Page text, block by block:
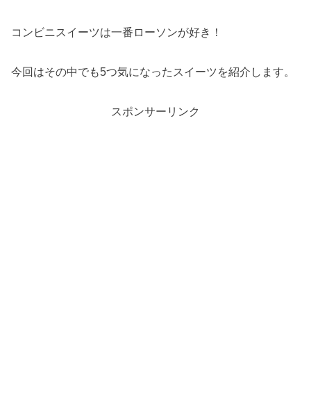
コンビニスイーツは一番ローソンが好き！
今回はその中でも5つ気になったスイーツを紹介します。
スポンサーリンク